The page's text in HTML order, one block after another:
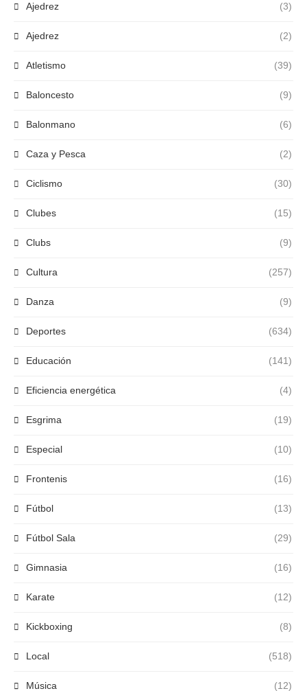
Ajedrez (3)
Ajedrez (2)
Atletismo (39)
Baloncesto (9)
Balonmano (6)
Caza y Pesca (2)
Ciclismo (30)
Clubes (15)
Clubs (9)
Cultura (257)
Danza (9)
Deportes (634)
Educación (141)
Eficiencia energética (4)
Esgrima (19)
Especial (10)
Frontenis (16)
Fútbol (13)
Fútbol Sala (29)
Gimnasia (16)
Karate (12)
Kickboxing (8)
Local (518)
Música (12)